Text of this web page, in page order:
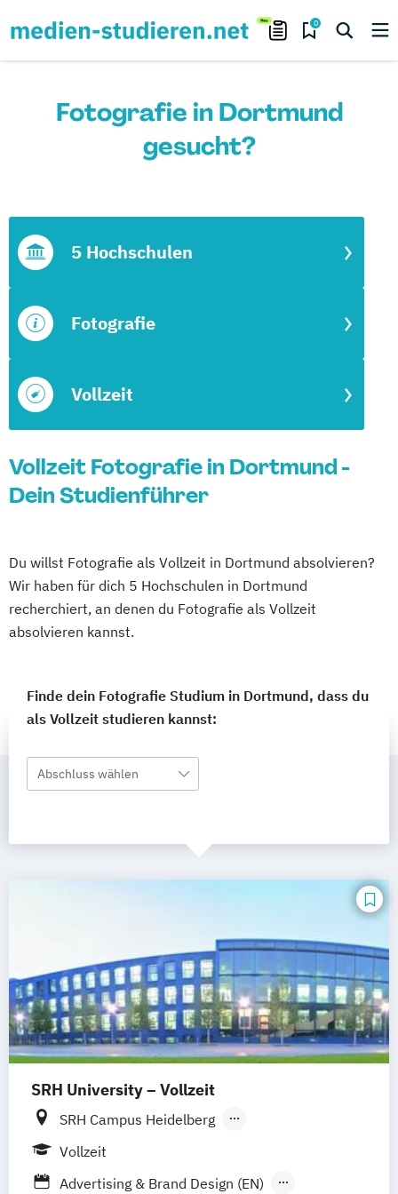
0
Fotografie in Dortmund
gesucht?
Vollzeit
Fotografie
5 Hochschulen
Vollzeit Fotografie in Dortmund -
Dein Studienführer
Du willst Fotografie als Vollzeit in Dortmund absolvieren?
Wir haben für dich 5 Hochschulen in Dortmund
recherchiert, an denen du Fotografie als Vollzeit
absolvieren kannst.
Finde dein Fotografie Studium in Dortmund, dass du
als Vollzeit studieren kannst:
Abschluss wählen
SRH University – Vollzeit
SRH Campus Heidelberg
SRH Campus Berlin
Vollzeit
Advertising & Brand Design (EN)